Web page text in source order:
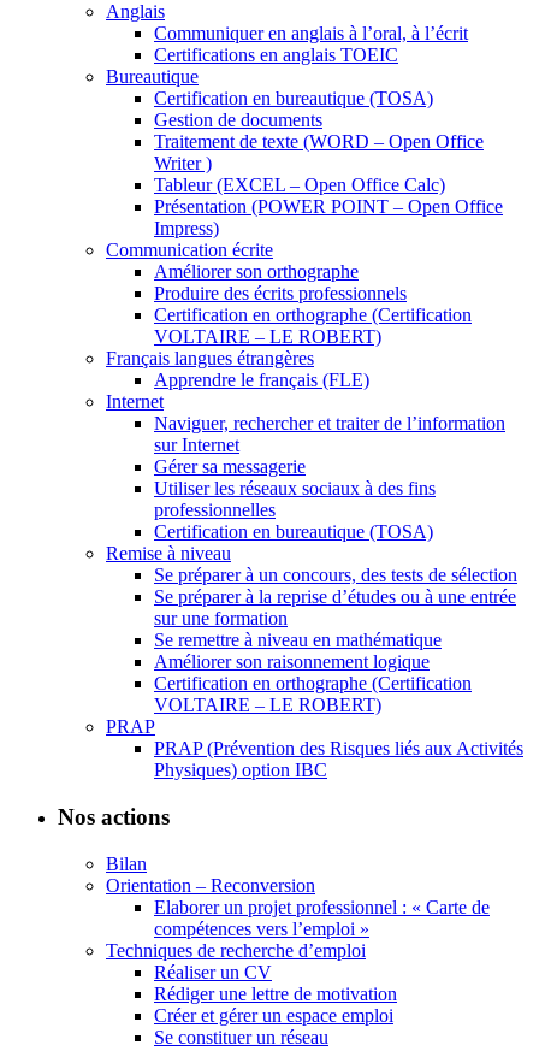
Anglais
Communiquer en anglais à l’oral, à l’écrit
Certifications en anglais TOEIC
Bureautique
Certification en bureautique (TOSA)
Gestion de documents
Traitement de texte (WORD – Open Office
Writer )
Tableur (EXCEL – Open Office Calc)
Présentation (POWER POINT – Open Office
Impress)
Communication écrite
Améliorer son orthographe
Produire des écrits professionnels
Certification en orthographe (Certification
VOLTAIRE – LE ROBERT)
Français langues étrangères
Apprendre le français (FLE)
Internet
Naviguer, rechercher et traiter de l’information
sur Internet
Gérer sa messagerie
Utiliser les réseaux sociaux à des fins
professionnelles
Certification en bureautique (TOSA)
Remise à niveau
Se préparer à un concours, des tests de sélection
Se préparer à la reprise d’études ou à une entrée
sur une formation
Se remettre à niveau en mathématique
Améliorer son raisonnement logique
Certification en orthographe (Certification
VOLTAIRE – LE ROBERT)
PRAP
PRAP (Prévention des Risques liés aux Activités
Physiques) option IBC
Nos actions
Bilan
Orientation – Reconversion
Elaborer un projet professionnel : « Carte de
compétences vers l’emploi »
Techniques de recherche d’emploi
Réaliser un CV
Rédiger une lettre de motivation
Créer et gérer un espace emploi
Se constituer un réseau